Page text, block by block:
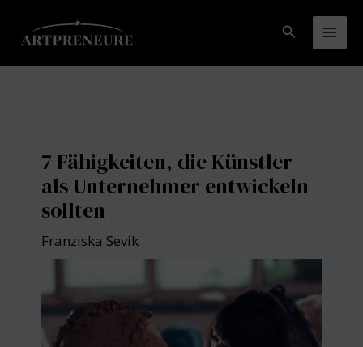
Inhalt
springen
Suchen
7 Fähigkeiten, die Künstler
als Unternehmer entwickeln
sollten
Franziska Sevik